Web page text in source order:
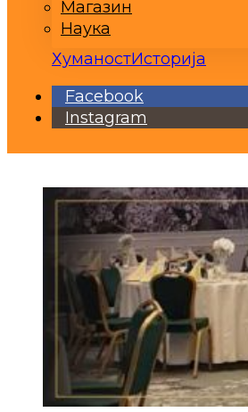
Магазин
Наука
ХуманостИсторија
Facebook
Instagram